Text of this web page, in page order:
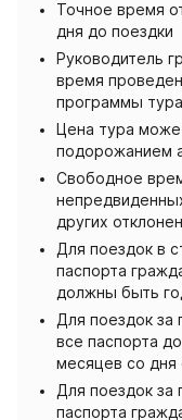
Точное время
дня до поездки
Руководитель
время
программы тура
Цена тура
подорожанием
Свободное
других
Для поездок в
паспорта
должны быть
Для поездок за
все паспорта
месяцев со дня
Для поездок
паспорта